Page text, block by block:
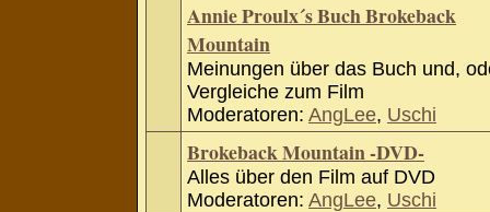
Annie Proulx´s Buch Brokeback
Mountain
Meinungen über das Buch und,
Vergleiche zum Film
Moderatoren: AngLee, Uschi
Brokeback Mountain -DVD-
Alles über den Film auf DVD
Moderatoren: AngLee, Uschi